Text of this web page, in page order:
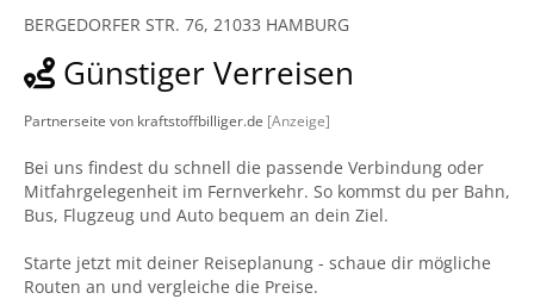
BERGEDORFER STR. 76, 21033 HAMBURG
Günstiger Verreisen
Partnerseite von kraftstoffbilliger.de [Anzeige]
Bei uns findest du schnell die passende Verbindung oder
Mitfahrgelegenheit im Fernverkehr. So kommst du per Bahn,
Bus, Flugzeug und Auto bequem an dein Ziel.
Starte jetzt mit deiner Reiseplanung - schaue dir mögliche
Routen an und vergleiche die Preise.